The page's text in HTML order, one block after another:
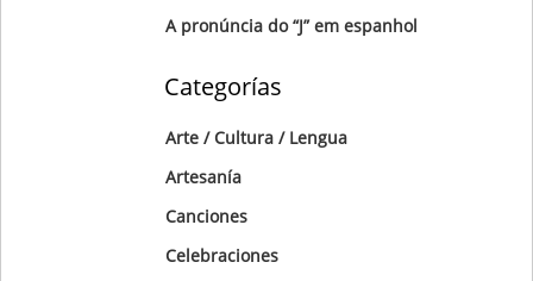
A pronúncia do “J” em espanhol
Categorías
Arte / Cultura / Lengua
Artesanía
Canciones
Celebraciones